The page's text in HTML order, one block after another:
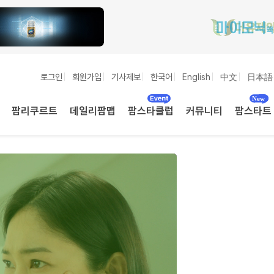
로그인 회원가입 기사제보 한국어 English 中文 日本語
팜리쿠르트 데일리팜맵 팜스타클럽 커뮤니티 팜스타트